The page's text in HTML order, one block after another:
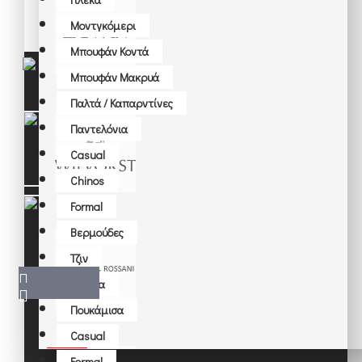
Μοντγκόμερι
Μπουφάν Κοντά
Μπουφάν Μακρυά
Παλτά / Καπαρντίνες
Αξεσουάρ
Βραχιόλια - Κρεμαστά
Βαλίτσες
Γάντια
Γραβάτες
Καπέλα
Μοντγκόμερι
Μπουφάν Κοντά
Μπουφάν Μακρυά
Παλτά / Καπαρντίνες
Παντελόνια
Casual
Chinos
Formal
Βερμούδες
Τζιν
Φόρμα
Πουκάμισα
Casual
GIANNI LUPO